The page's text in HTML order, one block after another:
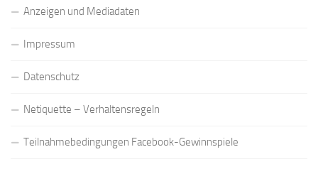
Anzeigen und Mediadaten
Impressum
Datenschutz
Netiquette – Verhaltensregeln
Teilnahmebedingungen Facebook-Gewinnspiele